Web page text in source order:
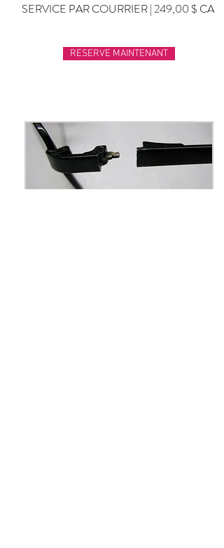
SERVICE PAR COURRIER | 249,00 $ CA
RESERVE MAINTENANT